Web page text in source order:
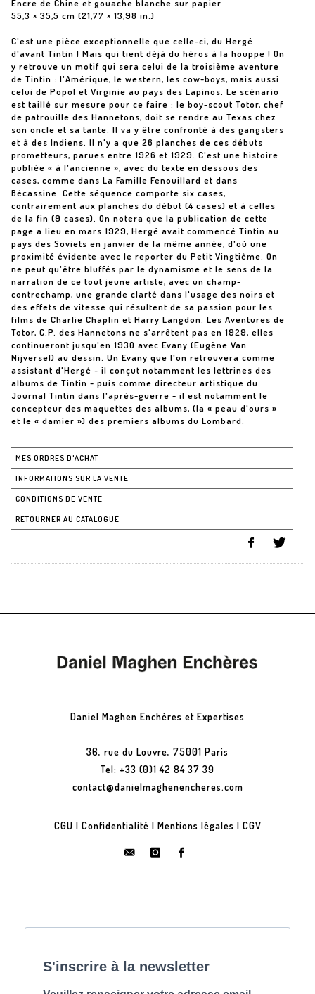
Encre de Chine et gouache blanche sur papier
55,3 × 35,5 cm (21,77 × 13,98 in.)
C'est une pièce exceptionnelle que celle-ci, du Hergé
d'avant Tintin ! Mais qui tient déjà du héros à la houppe ! On
y retrouve un motif qui sera celui de la troisième aventure
de Tintin : l'Amérique, le western, les cow-boys, mais aussi
celui de Popol et Virginie au pays des Lapinos. Le scénario
est taillé sur mesure pour ce faire : le boy-scout Totor, chef
de patrouille des Hannetons, doit se rendre au Texas chez
son oncle et sa tante. Il va y être confronté à des gangsters
et à des Indiens. Il n'y a que 26 planches de ces débuts
prometteurs, parues entre 1926 et 1929. C'est une histoire
publiée « à l'ancienne », avec du texte en dessous des
cases, comme dans La Famille Fenouillard et dans
Bécassine. Cette séquence comporte six cases,
contrairement aux planches du début (4 cases) et à celles
de la fin (9 cases). On notera que la publication de cette
page a lieu en mars 1929, Hergé avait commencé Tintin au
pays des Soviets en janvier de la même année, d'où une
proximité évidente avec le reporter du Petit Vingtième. On
ne peut qu'être bluffés par le dynamisme et le sens de la
narration de ce tout jeune artiste, avec un champ-
contrechamp, une grande clarté dans l'usage des noirs et
des effets de vitesse qui résultent de sa passion pour les
films de Charlie Chaplin et Harry Langdon. Les Aventures de
Totor, C.P. des Hannetons ne s'arrêtent pas en 1929, elles
continueront jusqu'en 1930 avec Evany (Eugène Van
Nijversel) au dessin. Un Evany que l'on retrouvera comme
assistant d'Hergé - il conçut notamment les lettrines des
albums de Tintin - puis comme directeur artistique du
Journal Tintin dans l'après-guerre - il est notamment le
concepteur des maquettes des albums, (la « peau d'ours »
et le « damier ») des premiers albums du Lombard.
MES ORDRES D'ACHAT
INFORMATIONS SUR LA VENTE
CONDITIONS DE VENTE
RETOURNER AU CATALOGUE
Daniel Maghen Enchères et Expertises
36, rue du Louvre, 75001 Paris
Tel: +33 (0)1 42 84 37 39
contact@danielmaghenencheres.com
CGU | Confidentialité | Mentions légales | CGV